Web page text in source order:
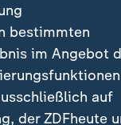
und
- was wird
Uhr im ZDF.
bestimmten
im Angebot
auf
der ZDFheute